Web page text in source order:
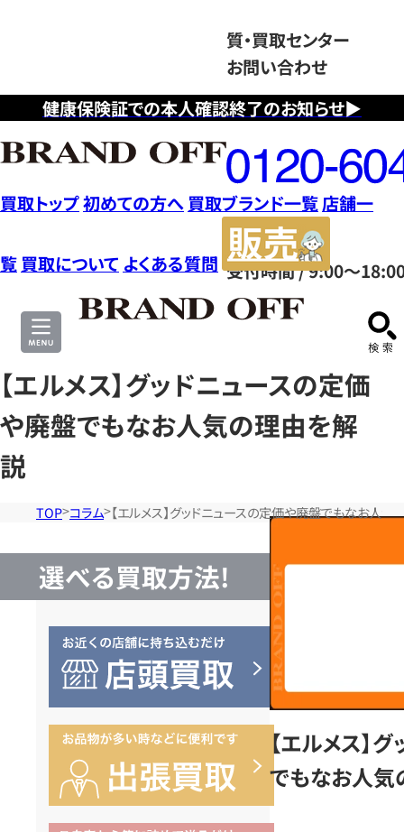
健康保険証での本人確認終了のお知らせ▶
質・買取センター
お問い合わせ
フ
リ
ー
ダ
イ
ヤ
ル
0120604117
受付時間 / 9:00～
買取トップ初めての方へ 買取ブランド一覧店舗一
覧 買取について よくある質問
サ
【エルメス】グッドニュースの定価
や廃盤でもなお人気の理由を解
説
TOP コラム 【エルメス】グッドニュースの定価や廃盤でもなお人気
選べる買取方法!
【エルメス】
でもなお人